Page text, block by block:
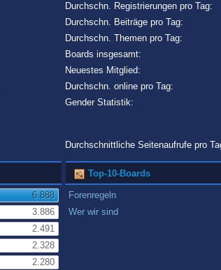
Durchschn. Registrierungen pro Tag:
Durchschn. Beiträge pro Tag:
Durchschn. Themen pro Tag:
Boards insgesamt:
Neuestes Mitglied:
Durchschn. online pro Tag:
Gender Statistik:
Durchschnittliche Seitenaufrufe pro
6.888
3.886
2.491
2.328
2.280
Top-10-Boards
Forenregeln
Wer wir sind